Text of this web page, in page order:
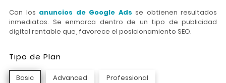
Con los anuncios de Google Ads se obtienen resultados
inmediatos. Se enmarca dentro de un tipo de publicidad
digital rentable que, favorece el posicionamiento SEO.
Tipo de Plan
Basic Advanced Professional